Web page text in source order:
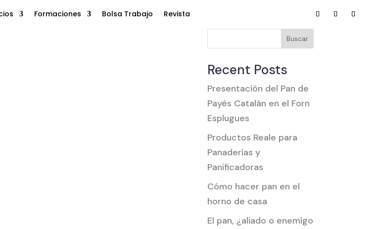
Formaciones Bolsa Trabajo Revista
Buscar
Recent Posts
Presentación del Pan de
Payés Catalán en el Forn
Esplugues
Productos Reale para
Panaderías y
Panificadoras
Cómo hacer pan en el
horno de casa
El pan, ¿aliado o enemigo